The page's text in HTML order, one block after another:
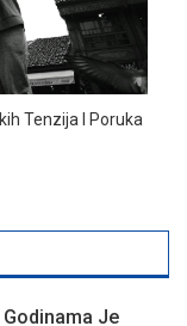
Tenzija I Poruka
Je